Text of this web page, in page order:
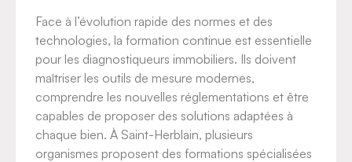
Face à l’évolution rapide des normes et des
technologies, la formation continue est essentielle
pour les diagnostiqueurs immobiliers. Ils doivent
maîtriser les outils de mesure modernes,
comprendre les nouvelles réglementations et être
capables de proposer des solutions adaptées à
chaque bien. À Saint-Herblain, plusieurs
organismes proposent des formations spécialisées